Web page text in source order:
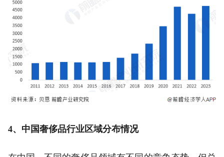
4、中国奢侈品行业区域分布情况